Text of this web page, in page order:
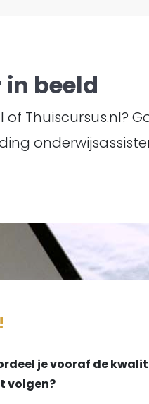
beeld
of Thuiscursus.nl?
je vooraf de
volgen?